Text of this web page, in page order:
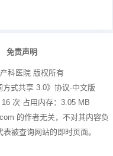
免责声明
科医院 版权所有
式共享 3.0》协议-中文版
次 占用内存：3.05 MB
的作者无关，不对其内容负
被查询网站的即时页面。